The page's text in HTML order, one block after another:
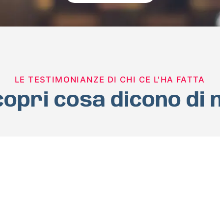
LE TESTIMONIANZE DI CHI CE L'HA FATTA
cosa dicono di